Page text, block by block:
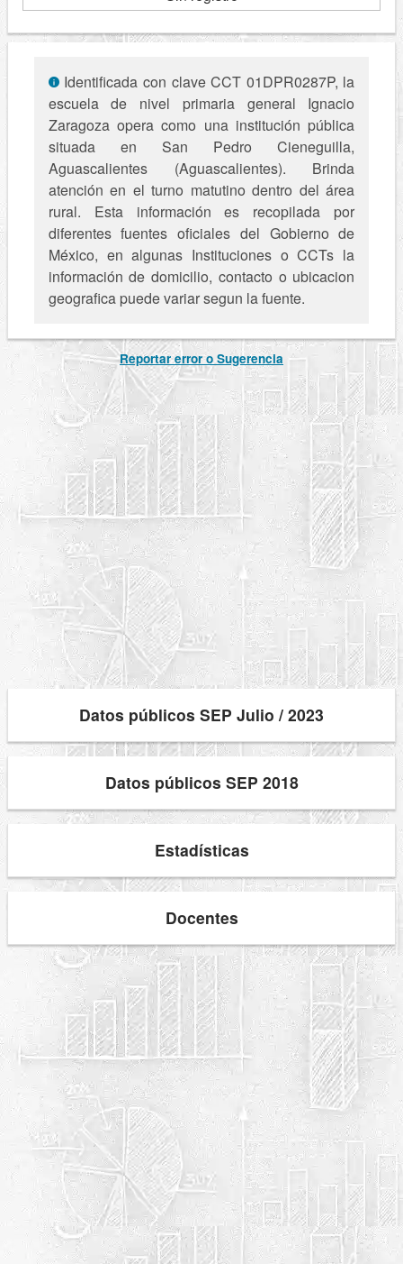
Identificada con clave CCT 01DPR0287P, la
escuela de nivel primaria general Ignacio
Zaragoza opera como una institución pública
situada en San Pedro Cieneguilla,
Aguascalientes (Aguascalientes). Brinda
atención en el turno matutino dentro del área
rural. Esta información es recopilada por
diferentes fuentes oficiales del Gobierno de
México, en algunas Instituciones o CCTs la
información de domicilio, contacto o ubicacion
geografica puede variar segun la fuente.
Reportar error o Sugerencia
Datos públicos SEP Julio / 2023
Datos públicos SEP 2018
Estadísticas
Docentes